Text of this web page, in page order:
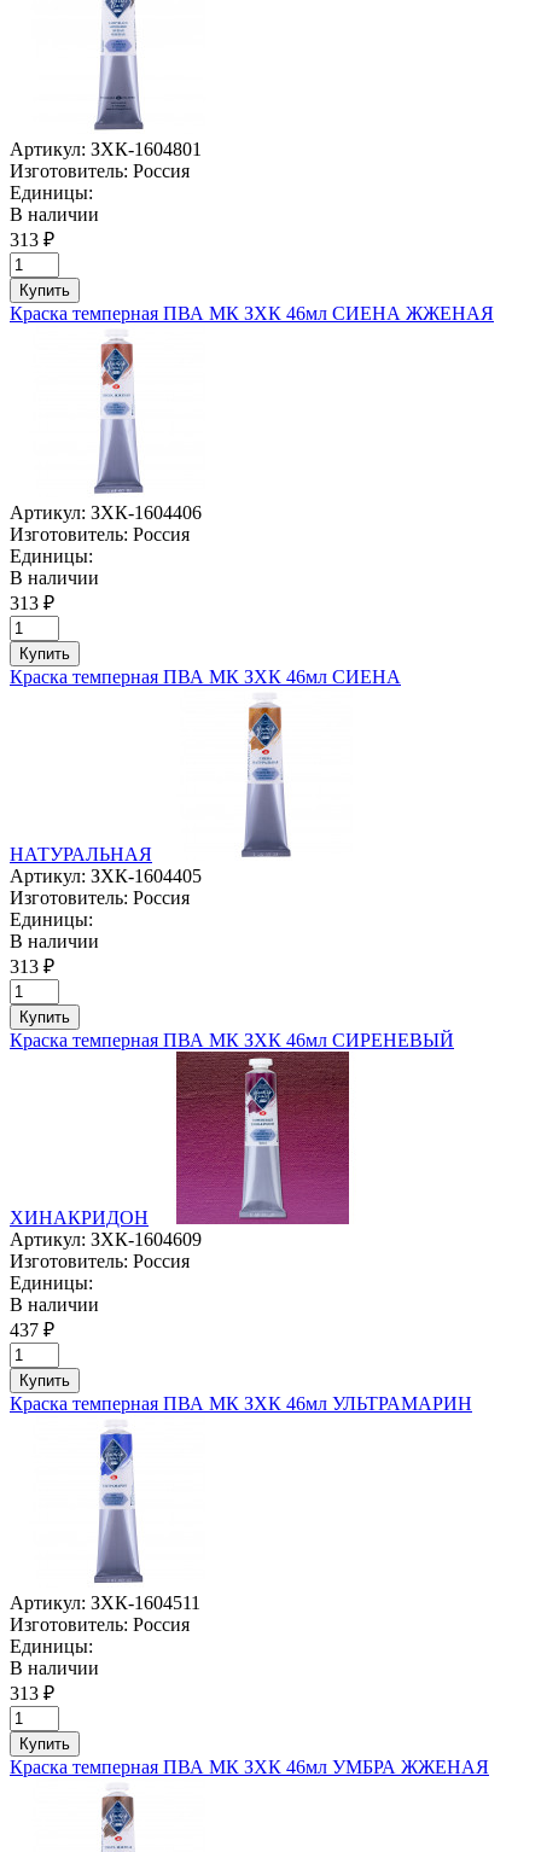
Артикул: ЗХК-1604801
Изготовитель: Россия
Единицы:
В наличии
313 ₽
Купить
Краска темперная ПВА МК ЗХК 46мл СИЕНА ЖЖЕНАЯ
Артикул: ЗХК-1604406
Изготовитель: Россия
Единицы:
В наличии
313 ₽
Купить
Краска темперная ПВА МК ЗХК 46мл СИЕНА
НАТУРАЛЬНАЯ
Артикул: ЗХК-1604405
Изготовитель: Россия
Единицы:
В наличии
313 ₽
Купить
Краска темперная ПВА МК ЗХК 46мл СИРЕНЕВЫЙ
ХИНАКРИДОН
Артикул: ЗХК-1604609
Изготовитель: Россия
Единицы:
В наличии
437 ₽
Купить
Краска темперная ПВА МК ЗХК 46мл УЛЬТРАМАРИН
Артикул: ЗХК-1604511
Изготовитель: Россия
Единицы:
В наличии
313 ₽
Купить
Краска темперная ПВА МК ЗХК 46мл УМБРА ЖЖЕНАЯ